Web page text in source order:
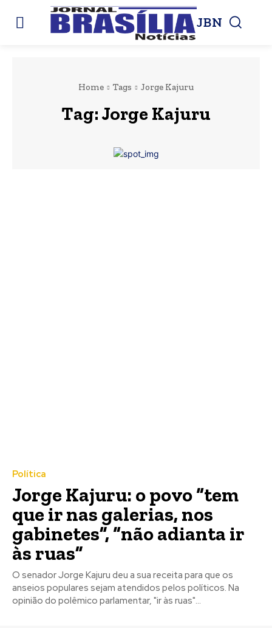
JBN
Home Tags Jorge Kajuru
Tag:Jorge Kajuru
Política
Jorge Kajuru: o povo “tem
que ir nas galerias, nos
gabinetes”, “não adianta ir
às ruas”
O senador Jorge Kajuru deu a sua receita para que os
anseios populares sejam atendidos pelos políticos. Na
opinião do polêmico parlamentar, "ir às ruas"...